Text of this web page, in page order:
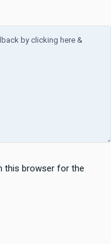
this browser for the